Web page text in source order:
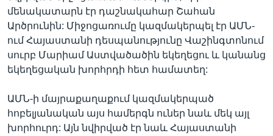
մենակատարն էր դաշնակահար Շահան
Արծրունին: Միջոցառումը կազմակերպել էր ԱՄՆ-
ում Հայաստանի դեսպանությունը Վաշինգտոնում
սուրբ Մարիամ Աստվածածին եկեղեցու և կանանց
եկեղեցական խորհրդի հետ համատեղ:
ԱՄՆ-ի մայրաքաղաքում կազմակերպած
հոբելյանական այս համերգն ուներ նաև մեկ այլ
խորհուրդ: Այն նվիրված էր նաև Հայաստանի